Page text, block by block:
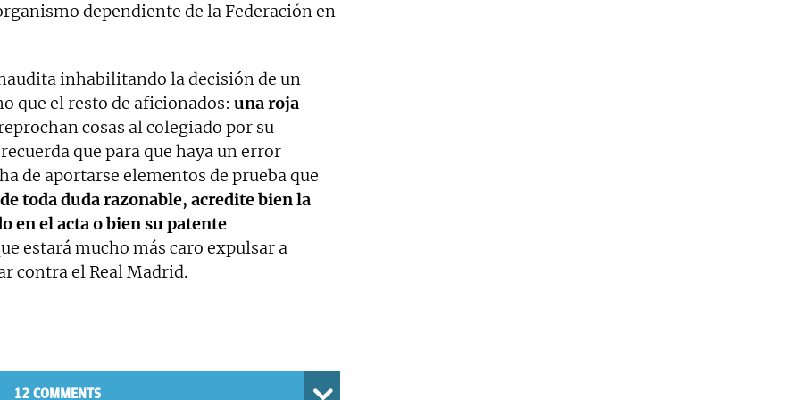
dependiente de la Federación en
inhabilitando la decisión de un
que el resto de aficionados: una roja
cosas al colegiado por su
que para que haya un error
de aportarse elementos de prueba que
toda duda razonable, acredite bien la
en el acta o bien su patente
estará mucho más caro expulsar a
contra el Real Madrid.
12 COMMENTS